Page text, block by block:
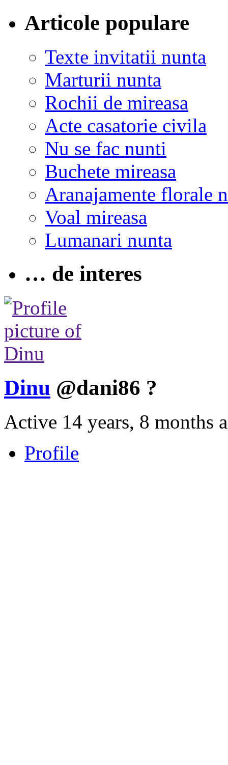
Articole populare
Texte invitatii nunta
Marturii nunta
Rochii de mireasa
Acte casatorie civila
Nu se fac nunti
Buchete mireasa
Aranajamente florale
Voal mireasa
Lumanari nunta
… de interes
Dinu @dani86 ?
Active 14 years, 8 months
Profile